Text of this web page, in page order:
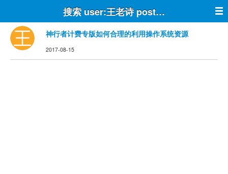
搜索 user:王老诗 post:true
神行者计费专版如何合理的利用操作系统资源
2017-08-15